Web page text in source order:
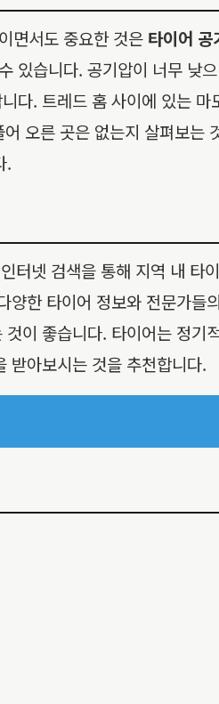
면서도 중요한 것은 타이어 공
있습니다. 공기압이 너무 낮
다. 트레드 홈 사이에 있는
오른 곳은 없는지 살펴보는
.
넷 검색을 통해 지역 내 타
한 타이어 정보와 전문가들
이 좋습니다. 타이어는 정
받아보시는 것을 추천합니다.